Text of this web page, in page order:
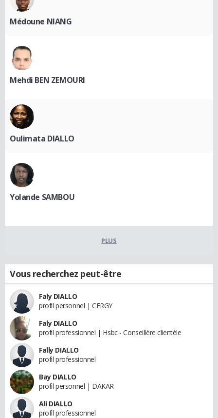
Médoune NIANG
Mehdi BEN ZEMOURI
Oulimata DIALLO
Yolande SAMBOU
PLUS
Vous recherchez peut-être
Faly DIALLO
profil personnel | CERGY
Faly DIALLO
profil professionnel | Hsbc - Conseillère clientèle
Fally DIALLO
profil professionnel
Bay DIALLO
profil personnel | DAKAR
Ali DIALLO
profil professionnel